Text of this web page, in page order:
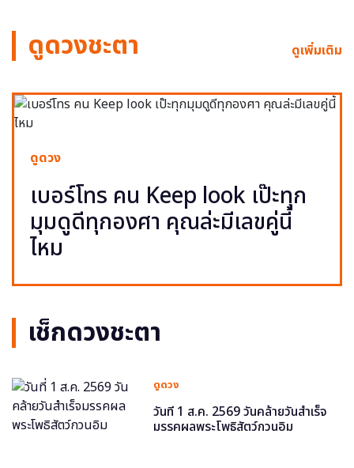
ดูดวงชะตา ดูเพิ่มเติม
ดูดวง
เบอร์โทร คน Keep look เป๊ะทุก
มุมดูดีทุกองศา คุณล่ะมีเลขคู่นี้
ไหม
เช็กดวงชะตา
ดูดวง
วันที่ 1 ส.ค. 2569 วันคล้ายวันสำเร็จ
มรรคผลพระโพธิสัตว์กวนอิม